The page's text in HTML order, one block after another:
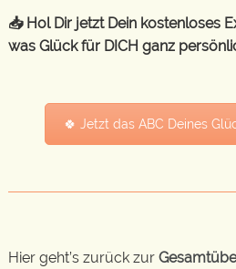
📥 Hol Dir jetzt Dein kostenloses
was Glück für DICH ganz
🍀 Jetzt das ABC Deines
Hier geht’s zurück zur